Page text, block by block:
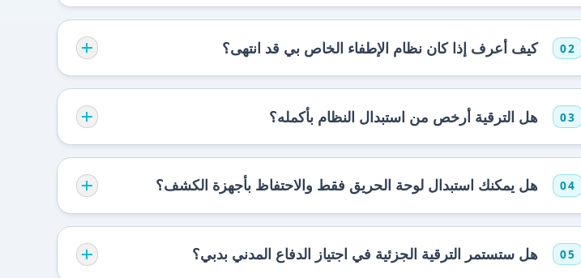
02 كيف أعرف إذا كان نظام الإطفاء الخاص بي قد انتهى؟
03 هل الترقية أرخص من استبدال النظام بأكمله؟
04 هل يمكنك استبدال لوحة الحريق فقط والاحتفاظ بأجهزة الكشف؟
05 هل ستستمر الترقية الجزئية في اجتياز الدفاع المدني بدبي؟